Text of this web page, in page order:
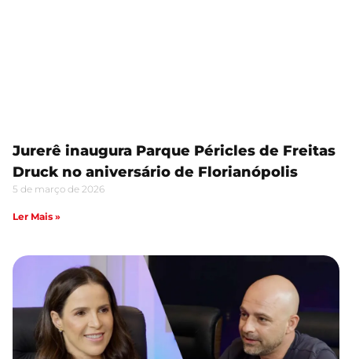
Jurerê inaugura Parque Péricles de Freitas
Druck no aniversário de Florianópolis
5 de março de 2026
Ler Mais »